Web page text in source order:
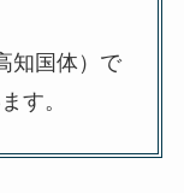
知国体）で
す。